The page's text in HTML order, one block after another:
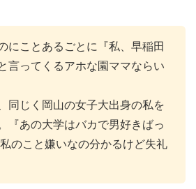
にことあるごとに『私、早稲田
言ってくるアホな園ママならい
同じく岡山の女子大出身の私を
あの大学はバカで男好きばっ
のこと嫌いなの分かるけど失礼